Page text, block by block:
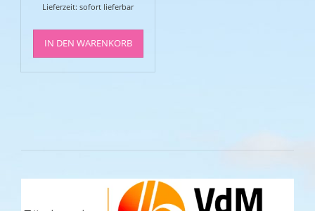
Lieferzeit: sofort lieferbar
IN DEN WARENKORB